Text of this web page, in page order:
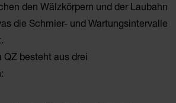
den Wälzkörpern und der Laubahn
die Schmier- und Wartungsintervalle
QZ besteht aus drei